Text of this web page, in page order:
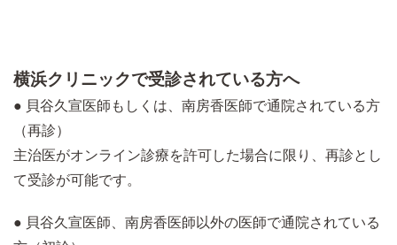
横浜クリニックで受診されている方へ
● 貝谷久宣医師もしくは、南房香医師で通院されている方
（再診）
主治医がオンライン診療を許可した場合に限り、再診とし
て受診が可能です。
● 貝谷久宣医師、南房香医師以外の医師で通院されている